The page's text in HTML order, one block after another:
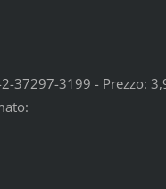
37297-3199 - Prezzo: